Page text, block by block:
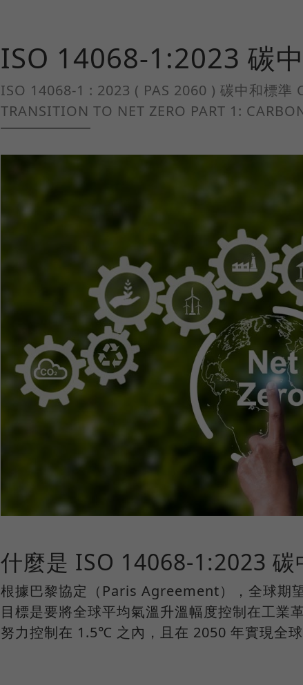
ISO 14068-1:2023 碳
ISO 14068-1 : 2023 ( PAS 2060 ) 碳中和標準
TRANSITION TO NET ZERO PART 1:
什麼是 ISO 14068-1:2023 碳
根據巴黎協定（Paris Agreement），全球期
目標是要將全球平均氣溫升溫幅度控制在工
努力控制在 1.5℃ 之內，且在 2050 年實現全球